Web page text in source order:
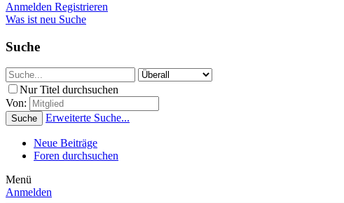
Anmelden Registrieren
Was ist neu Suche
Suche
Nur Titel durchsuchen
Von:
Suche Erweiterte Suche...
Neue Beiträge
Foren durchsuchen
Menü
Anmelden